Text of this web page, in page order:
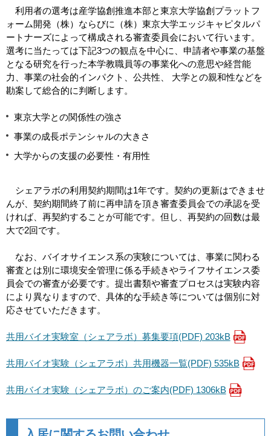
利用者の選考は産学協創推進本部と東京大学協創プラットフ
ォーム開発（株）ならびに（株）東京大学エッジキャピタルパ
ートナーズによって構成される審査委員会において行います。
選考に当たっては下記3つの観点を中心に、申請者や事業の基盤
となる研究を行った本学教職員等の事業化への意思や経営能
力、事業の社会的インパクト、公共性、 大学との親和性などを
勘案して総合的に判断します。
東京大学との関係性の強さ
事業の成長ポテンシャルの大きさ
大学からの支援の必要性・有用性
シェアラボの利用契約期間は1年です。契約の更新はできませ
んが、契約期間終了前に再申請を頂き審査委員会での承認を受
ければ、再契約することが可能です。但し、再契約の回数は最
大で2回です。
なお、バイオサイエンス系の実験については、事業に関わる
審査とは別に環境安全管理に係る手続きやライフサイエンス委
員会での審査が必要です。提出書類や審査プロセスは実験内容
により異なりますので、具体的な手続き等については個別に対
応させていただきます。
共用バイオ実験室（シェアラボ）募集要項(PDF) 203kB
共用バイオ実験（シェアラボ）共用機器一覧(PDF) 535kB
共用バイオ実験（シェアラボ）のご案内(PDF) 1306kB